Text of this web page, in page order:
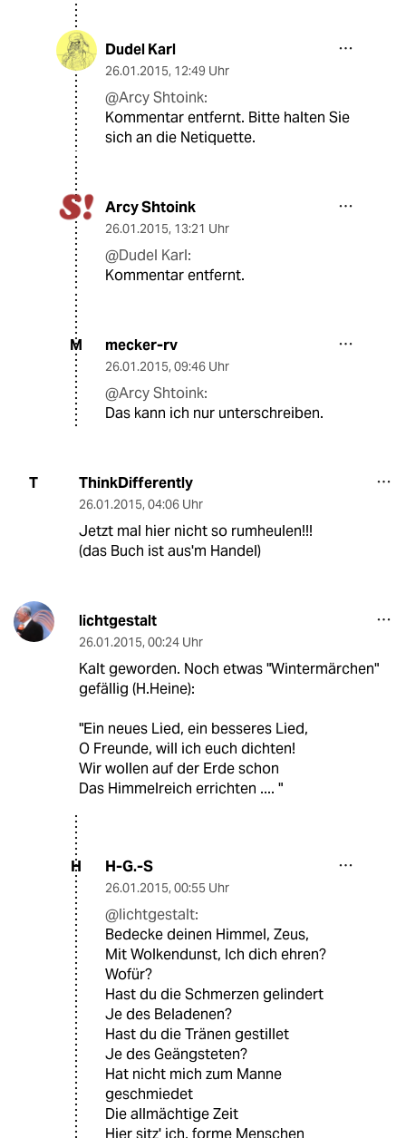
Dudel Karl
26.01.2015, 12:49 Uhr
@Arcy Shtoink:
Kommentar entfernt. Bitte halten Sie
sich an die Netiquette.
Arcy Shtoink
26.01.2015, 13:21 Uhr
@Dudel Karl:
Kommentar entfernt.
M mecker-rv
26.01.2015, 09:46 Uhr
@Arcy Shtoink:
Das kann ich nur unterschreiben.
T ThinkDifferently
26.01.2015, 04:06 Uhr
Jetzt mal hier nicht so rumheulen!!!
(das Buch ist aus'm Handel)
lichtgestalt
26.01.2015, 00:24 Uhr
Kalt geworden. Noch etwas "Wintermärchen"
gefällig (H.Heine):
"Ein neues Lied, ein besseres Lied,
O Freunde, will ich euch dichten!
Wir wollen auf der Erde schon
Das Himmelreich errichten .... "
H H-G.-S
26.01.2015, 00:55 Uhr
@lichtgestalt:
Bedecke deinen Himmel, Zeus,
Mit Wolkendunst, Ich dich ehren?
Wofür?
Hast du die Schmerzen gelindert
Je des Beladenen?
Hast du die Tränen gestillet
Je des Geängsteten?
Hat nicht mich zum Manne
geschmiedet
Die allmächtige Zeit
Hier sitz' ich, forme Menschen